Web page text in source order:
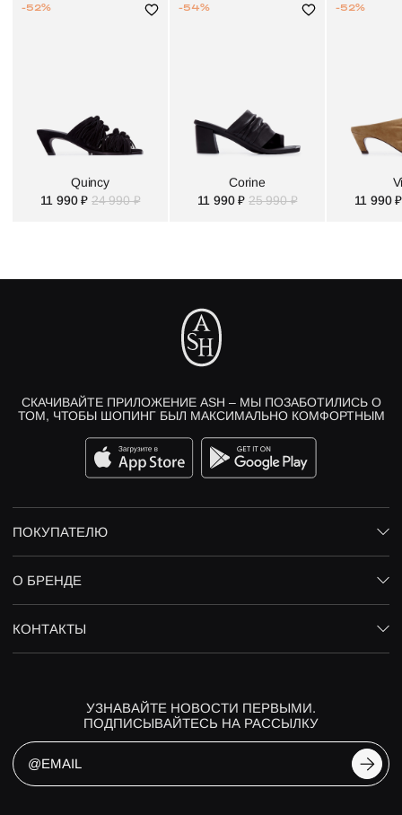
Quincy
11 990 ₽ 24 990 ₽
-52%
Corine
11 990 ₽ 25 990 ₽
-54%
11 990 ₽
-52%
СКАЧИВАЙТЕ ПРИЛОЖЕНИЕ ASH – МЫ ПОЗАБОТИЛИСЬ О
ТОМ, ЧТОБЫ ШОПИНГ БЫЛ МАКСИМАЛЬНО КОМФОРТНЫМ
ПОКУПАТЕЛЮ
О БРЕНДЕ
КОНТАКТЫ
УЗНАВАЙТЕ НОВОСТИ ПЕРВЫМИ.
ПОДПИСЫВАЙТЕСЬ НА РАССЫЛКУ